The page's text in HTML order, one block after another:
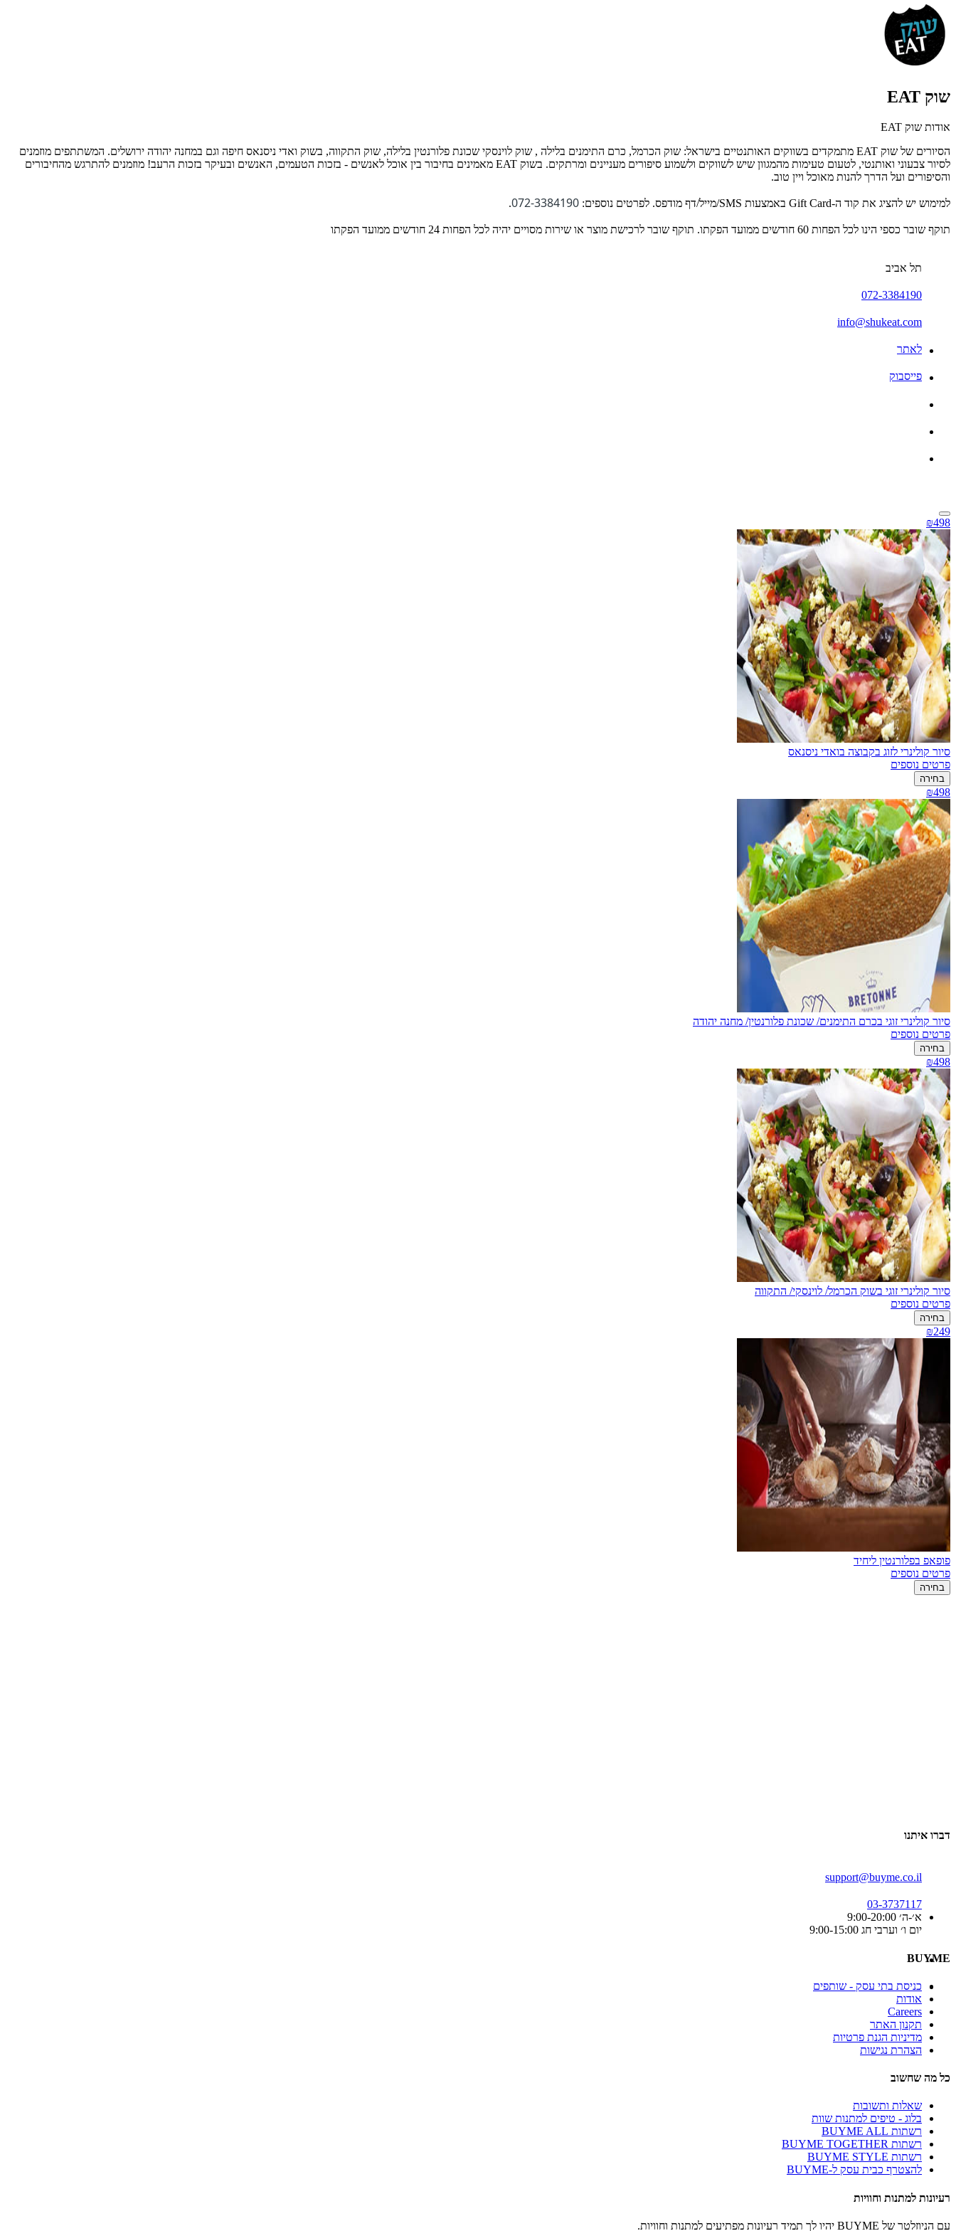
שוק EAT
אודות שוק EAT
הסיורים של שוק EAT מתמקדים בשווקים האותנטיים בישראל: שוק הכרמל, כרם התימנים בלילה , שוק לוינסקי שכונת פלורנטין בלילה, שוק התקווה, בשוק ואדי ניסנאס חיפה וגם במחנה יהודה ירושלים. המשתתפים מוזמנים
לסיור צבעוני ואותנטי, לטעום טעימות מהמגוון שיש לשווקים ולשמוע סיפורים מעניינים ומרתקים. בשוק EAT מאמינים בחיבור בין אוכל לאנשים - בזכות הטעמים, האנשים ובעיקר בזכות הרעב! מוזמנים להתרגש מהחיבורים
והסיפורים ועל הדרך להנות מאוכל ויין טוב.
למימוש יש להציג את קוד ה-Gift Card באמצעות SMS/מייל/דף מודפס. לפרטים נוספים: 072-3384190
.
תוקף שובר כספי הינו לכל הפחות 60 חודשים ממועד הפקתו. תוקף שובר לרכישת מוצר או שירות מסויים יהיה לכל הפחות 24 חודשים ממועד הפקתו
תל אביב
072-3384190
info@shukeat.com
לאתר
פייסבוק
₪498
סיור קולינרי לזוג בקבוצה בואדי ניסנאס
פרטים נוספים
בחירה
₪498
סיור קולינרי זוגי בכרם התימנים/ שכונת פלורנטין/ מחנה יהודה
פרטים נוספים
בחירה
₪498
סיור קולינרי זוגי בשוק הכרמל/ לוינסקי/ התקווה
פרטים נוספים
בחירה
₪249
פופאפ בפלורנטין ליחיד
פרטים נוספים
בחירה
דברו איתנו
support@buyme.co.il
03-3737117
א׳-ה׳ 9:00-20:00
יום ו׳ וערבי חג 9:00-15:00
BUYME
כניסת בתי עסק - שותפים
אודות
Careers
תקנון האתר
מדיניות הגנת פרטיות
הצהרת נגישות
כל מה שחשוב
שאלות ותשובות
בלוג - טיפים למתנות שוות
רשתות BUYME ALL
רשתות BUYME TOGETHER
רשתות BUYME STYLE
להצטרף כבית עסק ל-BUYME
רעיונות למתנות וחוויות
עם הניוזלטר של BUYME יהיו לך תמיד רעיונות מפתיעים למתנות וחוויות.